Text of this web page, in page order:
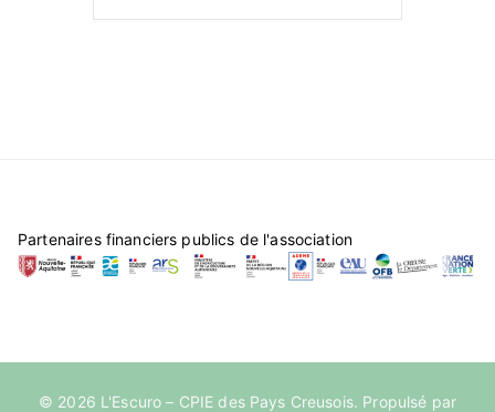
Partenaires financiers publics de l'association
© 2026 L'Escuro – CPIE des Pays Creusois. Propulsé par